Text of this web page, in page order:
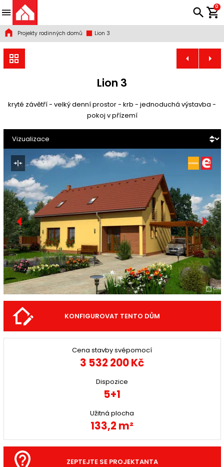
0
Projekty rodinných domů Lion 3
Lion 3
kryté závětří - velký denní prostor - krb - jednoduchá výstavba -
pokoj v přízemí
KONFIGUROVAT TENTO DŮM
Cena stavby svépomocí
3 532 200 Kč
Dispozice
5+1
Užitná plocha
133,2 m²
ZEPTEJTE SE PROJEKTANTA